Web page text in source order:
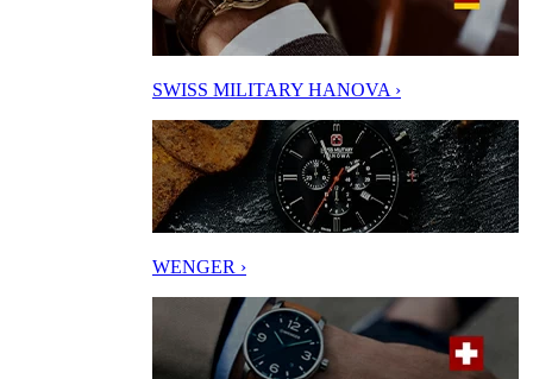
SWISS MILITARY HANOVA ›
WENGER ›